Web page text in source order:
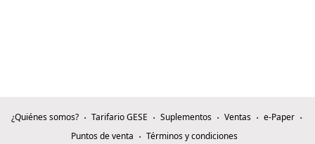
¿Quiénes somos? Tarifario GESE Suplementos Ventas
e-Paper
Puntos de venta
Términos y condiciones